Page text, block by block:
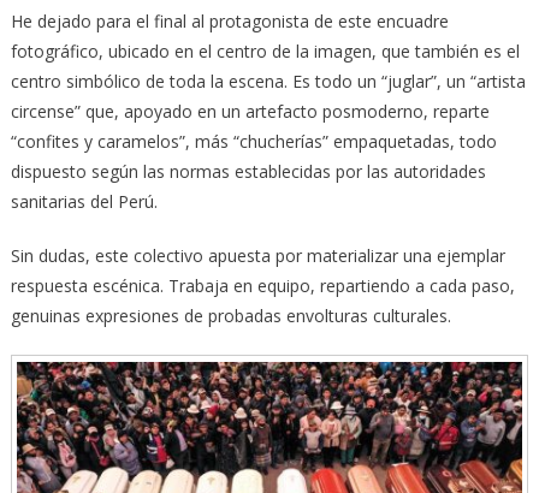
He dejado para el final al protagonista de este encuadre
fotográfico, ubicado en el centro de la imagen, que también es el
centro simbólico de toda la escena. Es todo un “juglar”, un “artista
circense” que, apoyado en un artefacto posmoderno, reparte
“confites y caramelos”, más “chucherías” empaquetadas, todo
dispuesto según las normas establecidas por las autoridades
sanitarias del Perú.
Sin dudas, este colectivo apuesta por materializar una ejemplar
respuesta escénica. Trabaja en equipo, repartiendo a cada paso,
genuinas expresiones de probadas envolturas culturales.